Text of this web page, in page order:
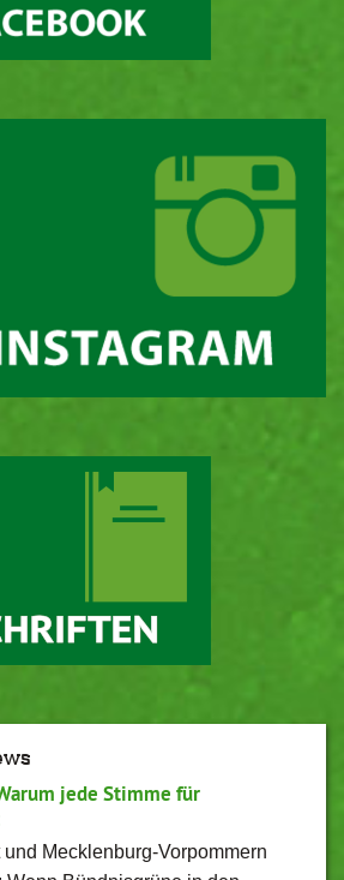
jede Stimme für
und Mecklenburg-Vorpommern